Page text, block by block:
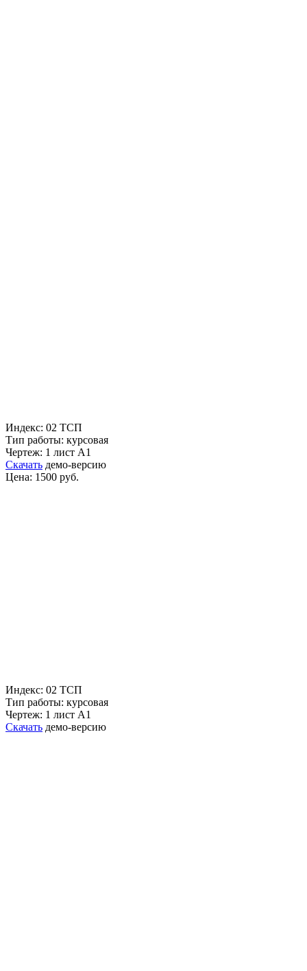
Индекс: 02 ТСП
Тип работы: курсовая
Чертеж: 1 лист А1
Скачать демо-версию
Цена: 1500 руб.
Индекс: 02 ТСП
Тип работы: курсовая
Чертеж: 1 лист А1
Скачать демо-версию